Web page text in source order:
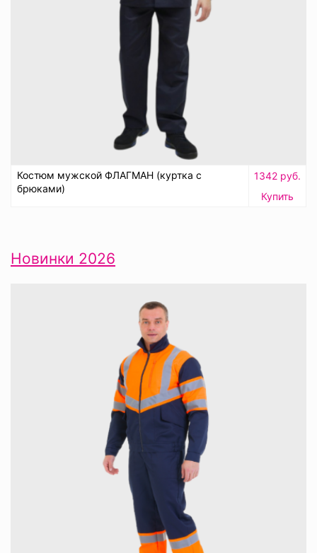
Костюм мужской ФЛАГМАН (куртка с
брюками)
1342 руб.
Купить
Новинки 2026